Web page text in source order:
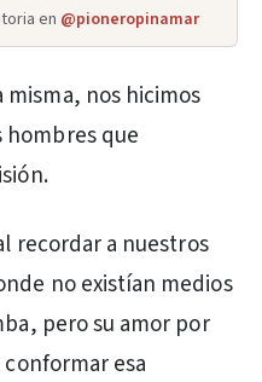
en @pioneropinamar
nos hicimos
hombres que
recordar a nuestros
no existían medios
pero su amor por
esa